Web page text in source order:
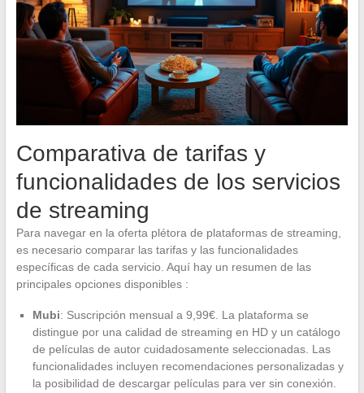
Comparativa de tarifas y
funcionalidades de los servicios
de streaming
Para navegar en la oferta plétora de plataformas de streaming,
es necesario comparar las tarifas y las funcionalidades
específicas de cada servicio. Aquí hay un resumen de las
principales opciones disponibles :
Mubi: Suscripción mensual a 9,99€. La plataforma se
distingue por una calidad de streaming en HD y un catálogo
de películas de autor cuidadosamente seleccionadas. Las
funcionalidades incluyen recomendaciones personalizadas y
la posibilidad de descargar películas para ver sin conexión.